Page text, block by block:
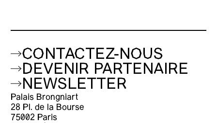
Sarah Kaakai, Le Mans Université, Fellow
Marie-Aude Laguna, Université Paris-Dauphine
PSL, Fellow depuis 2024
Marie Lambert, HEC Liège, Fellow depuis 2024
Sophie Laruelle, Université Paris-Est Créteil,
Fellow depuis 2021
Jean-Michel Lasry, Université Paris-Dauphine
CONTACTEZ-NOUS
DEVENIR PARTENAIRE
NEWSLETTER
Palais Brongniart
28 Pl. de la Bourse
75002 Paris